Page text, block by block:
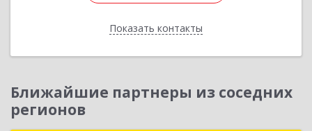
Показать контакты
Назад
Ближайшие партнеры из соседних
регионов